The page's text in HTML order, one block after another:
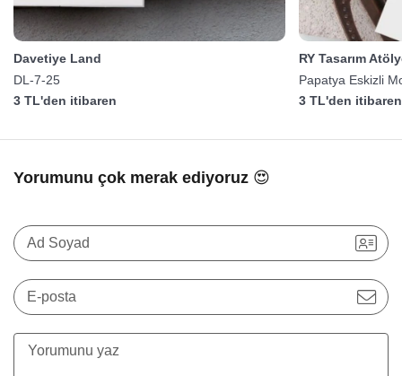
Davetiye Land
DL-7-25
3 TL'den itibaren
RY Tasarım
Papatya Eskizli
3 TL'den itibaren
Yorumunu çok merak ediyoruz 😍
Ad Soyad
E-posta